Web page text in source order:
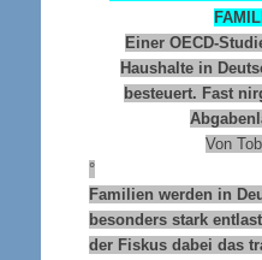
Einer OECD-
Haushalte in
besteuert. Fast
Von
°
Familien werden in
besonders stark
der Fiskus dabei das